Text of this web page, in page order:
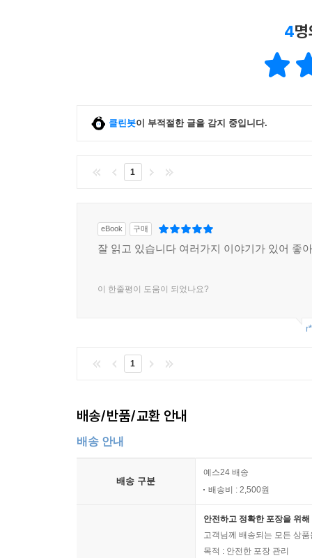
4
클린봇이 부적절한 글을 감지 중입니다.
1
eBook 구매
잘 읽고 있습니다 여러가지 이야기가 있어 좋
이 한줄평이 도움이 되었나요?
1
배송/반품/교환 안내
배송 안내
배송 구분
예스24 배송
배송비 : 2,500원
안전하고 정확한 포장을 위
고객님께 배송되는 모든 상
목적 : 안전한 포장 관리